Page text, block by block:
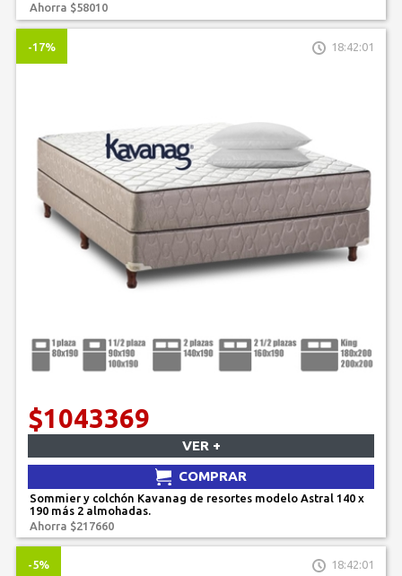
Ahorra $58010
-17% 18:42:01
$1043369
VER +
COMPRAR
Sommier y colchón Kavanag de resortes modelo Astral 140 x
190 más 2 almohadas.
Ahorra $217660
-5% 18:42:01